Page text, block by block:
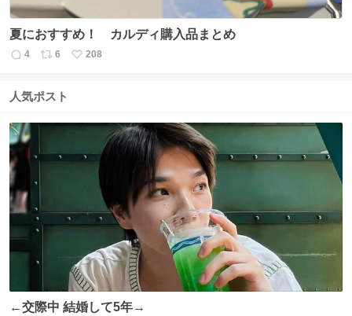
夏におすすめ！ カルディ購入品まとめ
返
数
4
リ
ス
数
6
い
208
人気ポスト
←交際中 結婚して5年→